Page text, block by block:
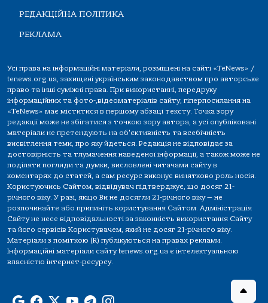
РЕДАКЦІЙНА ПОЛІТИКА
РЕКЛАМА
Усі права на інформаційні матеріали, розміщені на сайті «TeNews» /
tenews.org.ua, захищені українським законодавством про авторське
право та інші суміжні права. При використанні, передруку
інформаційних та фото-,відеоматеріалів сайту, гіперпосилання на
«TeNews» має міститися в першому абзаці тексту. Точка зору
редакції може не збігатися з точкою зору автора, а усі опубліковані
матеріали не претендують на об'єктивність та всебічність
висвітлення теми, про яку йдеться. Редакція не відповідає за
достовірність та тлумачення наведеної інформації, а також може не
поділяти погляди та думки, висловлені читачами сайту в
коментарях до статей, а сам ресурс виконує винятково роль носія.
Користуючись Сайтом, відвідувач підтверджує, що досяг 21-
річного віку. У разі, якщо Ви не досягли 21-річного віку — не
розпочинайте або припиніть користування Сайтом. Адміністрація
Сайту не несе відповідальності за законність використання Сайту
та його сервісів Користувачем, який не досяг 21-річного віку.
Матеріали з поміткою (R) публікуються на правах реклами.
Інформаційні матеріали сайту tenews.org.ua є інтелектуальною
власністю інтернет-ресурсу.